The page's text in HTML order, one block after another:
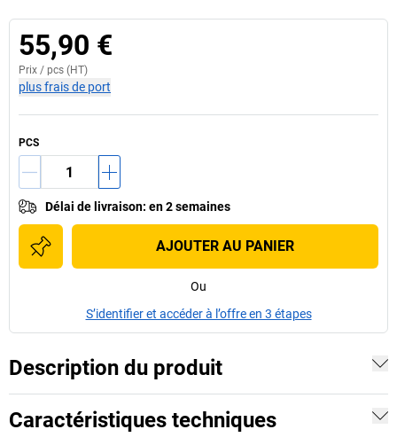
55,90 €
Prix / pcs (HT)
plus frais de port
PCS
Délai de livraison: en 2 semaines
AJOUTER AU PANIER
Ou
S’identifier et accéder à l’offre en 3 étapes
Description du produit
Caractéristiques techniques